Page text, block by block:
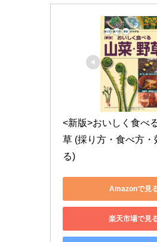
<新版>おいしく食べ
草 (採り方・食べ方・
る)
Amazonで見
楽天市場で見